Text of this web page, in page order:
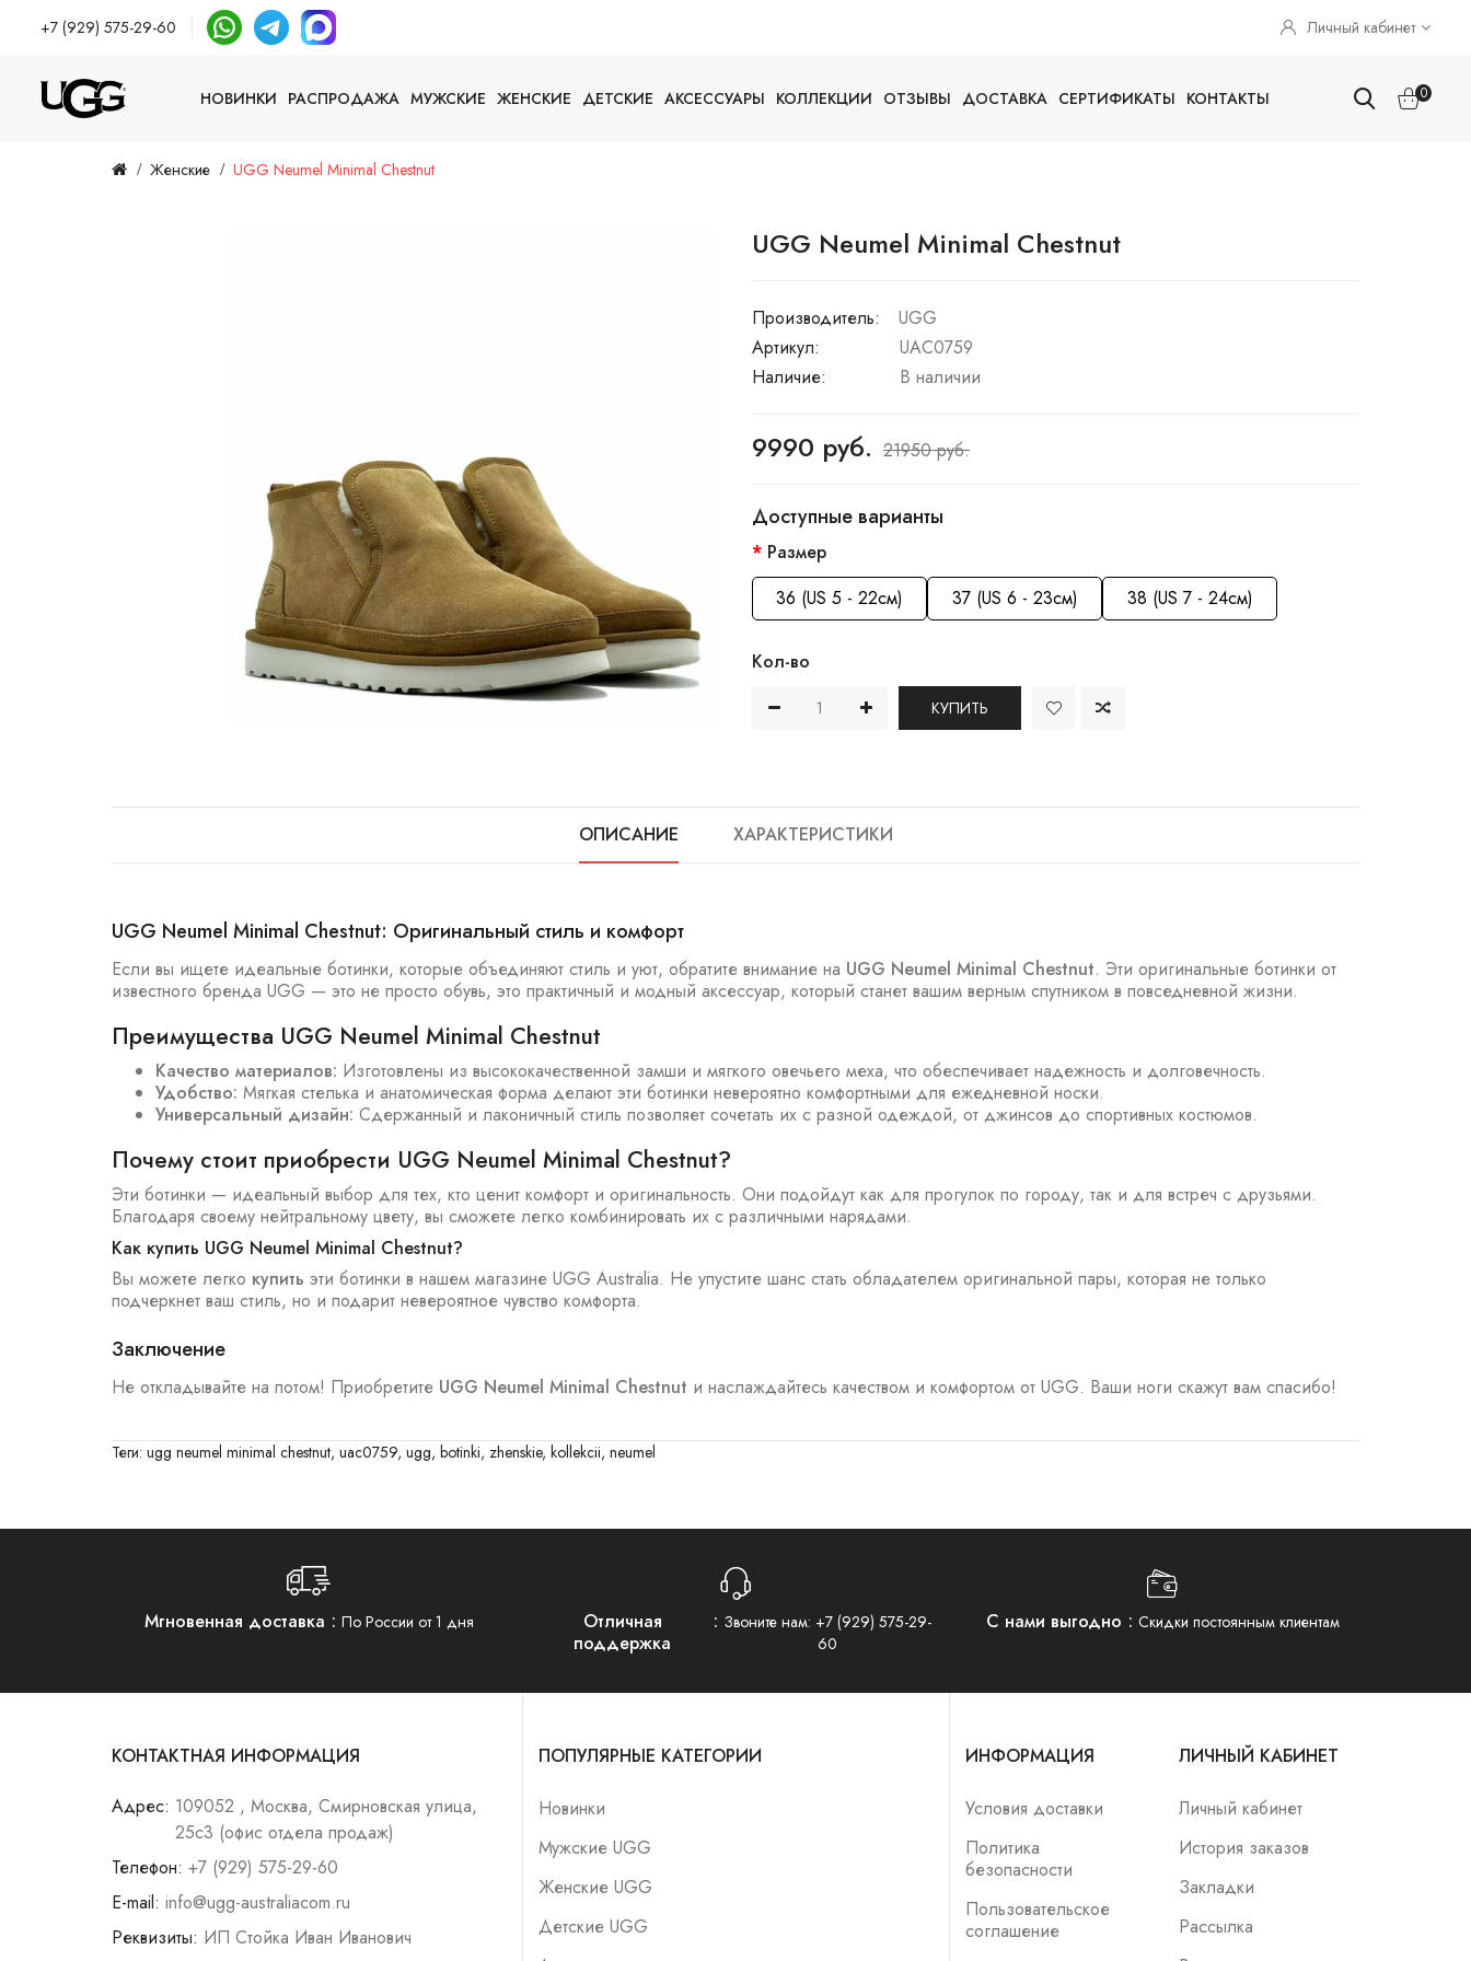
+7 (929) 575-29-60 Личный кабинет
НОВИНКИ РАСПРОДАЖА МУЖСКИЕ ЖЕНСКИЕ ДЕТСКИЕ АКСЕССУАРЫ КОЛЛЕКЦИИ ОТЗЫВЫ ДОСТАВКА СЕРТИФИКАТЫ КОНТАКТЫ 0
Женские UGG Neumel Minimal Chestnut
UGG Neumel Minimal Chestnut
Производитель:
UGG
Артикул:
UAC0759
Наличие:
В наличии
9990 руб. 21950 руб.
Доступные варианты
Размер
36 (US 5 - 22см)
37 (US 6 - 23см) 38 (US 7 - 24см)
Кол-во
КУПИТЬ
ОПИСАНИЕ ХАРАКТЕРИСТИКИ
UGG Neumel Minimal Chestnut: Оригинальный стиль и комфорт
Если вы ищете идеальные ботинки, которые объединяют стиль и уют, обратите внимание на UGG Neumel Minimal Chestnut. Эти оригинальные ботинки от
известного бренда UGG — это не просто обувь, это практичный и модный аксессуар, который станет вашим верным спутником в повседневной жизни.
Преимущества UGG Neumel Minimal Chestnut
Качество материалов: Изготовлены из высококачественной замши и мягкого овечьего меха, что обеспечивает надежность и долговечность.
Удобство: Мягкая стелька и анатомическая форма делают эти ботинки невероятно комфортными для ежедневной носки.
Универсальный дизайн: Сдержанный и лаконичный стиль позволяет сочетать их с разной одеждой, от джинсов до спортивных костюмов.
Почему стоит приобрести UGG Neumel Minimal Chestnut?
Эти ботинки — идеальный выбор для тех, кто ценит комфорт и оригинальность. Они подойдут как для прогулок по городу, так и для встреч с друзьями.
Благодаря своему нейтральному цвету, вы сможете легко комбинировать их с различными нарядами.
Как купить UGG Neumel Minimal Chestnut?
Вы можете легко купить эти ботинки в нашем магазине UGG Australia. Не упустите шанс стать обладателем оригинальной пары, которая не только
подчеркнет ваш стиль, но и подарит невероятное чувство комфорта.
Заключение
Не откладывайте на потом! Приобретите UGG Neumel Minimal Chestnut и наслаждайтесь качеством и комфортом от UGG. Ваши ноги скажут вам спасибо!
Теги: ugg neumel minimal chestnut, uac0759, ugg, botinki, zhenskie, kollekcii, neumel
Мгновенная доставка По России от 1 дня
Отличная
поддержка
Звоните нам: +7 (929) 575-29-
60
С нами выгодно Скидки постоянным клиентам
КОНТАКТНАЯ ИНФОРМАЦИЯ
Адрес: 109052 , Москва, Смирновская улица,
25с3 (офис отдела продаж)
Телефон: +7 (929) 575-29-60
E-mail: info@ugg-australiacom.ru
Реквизиты: ИП Стойка Иван Иванович
ПОПУЛЯРНЫЕ КАТЕГОРИИ
Новинки
Мужские UGG
Женские UGG
Детские UGG
ИНФОРМАЦИЯ
Условия доставки
Политика
безопасности
Пользовательское
соглашение
ЛИЧНЫЙ КАБИНЕТ
Личный кабинет
История заказов
Закладки
Рассылка